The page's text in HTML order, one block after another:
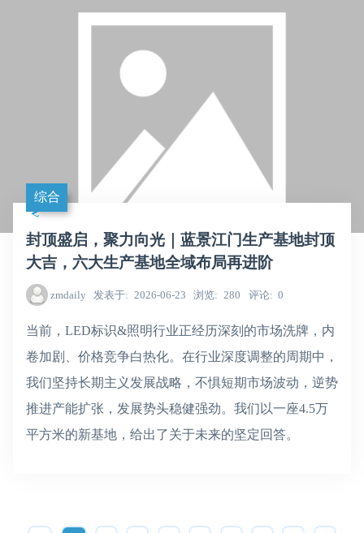
综合
封顶盛启，聚力向光｜蓝景江门生产基地封顶
大吉，六大生产基地全域布局再进阶
zmdaily 发表于 2026-06-23 浏览 280 评论 0
当前，LED标识&照明行业正经历深刻的市场洗牌，内
卷加剧、价格竞争白热化。在行业深度调整的周期中，
我们坚持长期主义发展战略，不惧短期市场波动，逆势
推进产能扩张，发展势头稳健强劲。我们以一座4.5万
平方米的新基地，给出了关于未来的坚定回答。